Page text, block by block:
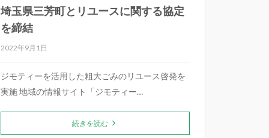
埼玉県三芳町とリユースに関する協定
を締結
2022年9月1日
ジモティーを活用した粗大ごみのリユース啓発を
実施 地域の情報サイト「ジモティー…
続きを読む